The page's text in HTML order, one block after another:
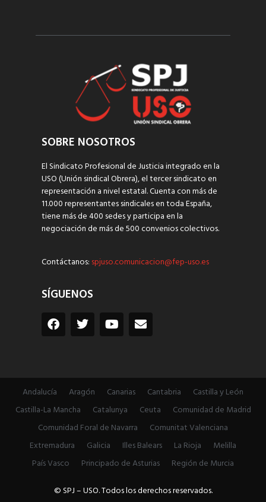
SOBRE NOSOTROS
El Sindicato Profesional de Justicia integrado en la
USO (Unión sindical Obrera), el tercer sindicato en
representación a nivel estatal. Cuenta con más de
11.000 representantes sindicales en toda España,
tiene más de 400 sedes y participa en la
negociación de más de 500 convenios colectivos.
Contáctanos: spjuso.comunicacion@fep-uso.es
SÍGUENOS
Andalucía Aragón Canarias Cantabria
Castilla y León
Castilla-La Mancha
Catalunya Ceuta
Comunidad de Madrid
Comunidad Foral de Navarra
Comunitat Valenciana
Extremadura
Galicia Illes Balears La Rioja
Melilla
País Vasco
Principado de Asturias
Región de Murcia
© SPJ – USO. Todos los derechos reservados.